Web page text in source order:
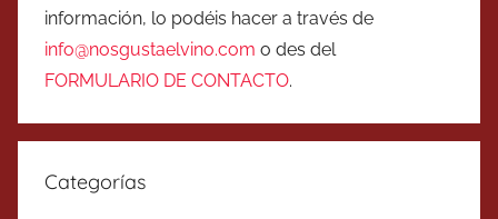
información, lo podéis hacer a través de
info@nosgustaelvino.com o des del
FORMULARIO DE CONTACTO.
Categorías